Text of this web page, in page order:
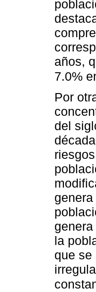
años,
7.0%
Por
del
la
que se